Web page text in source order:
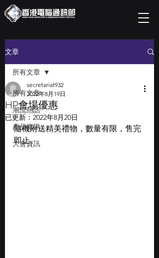
文章
所有文章
潮流熱話
產品資訊
大會資訊
所有文章
HP會場優惠
secretariat932
2022年8月19日
已更新： 2022年8月20日
隨機附送精美禮物，數量有限，售完
即止。